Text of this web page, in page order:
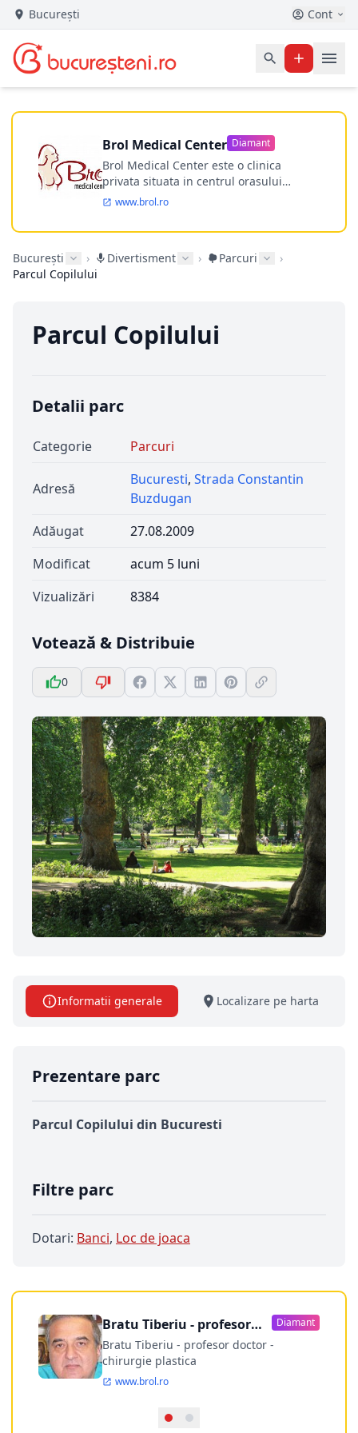
București Cont
Brol Medical Center Diamant
Brol Medical Center este o clinica
privata situata in centrul orasului
Timisoara avand o experienta de
Incepand din anul 2009 clinica isi
ultramodern.
www.brol.ro
București › Divertisment › Parcuri
›
Parcul Copilului
Parcul Copilului
Detalii parc
Categorie Parcuri
Adresă
Bucuresti, Strada Constantin
Buzdugan
Adăugat
27.08.2009
Modificat
acum 5 luni
Vizualizări
8384
Votează & Distribuie
0
Informatii generale Localizare pe harta
Prezentare parc
Parcul Copilului din Bucuresti
Filtre parc
Dotari: Banci, Loc de joaca
Bratu Tiberiu - profesor
doctor
Diamant
Bratu Tiberiu - profesor doctor -
chirurgie plastica
www.brol.ro